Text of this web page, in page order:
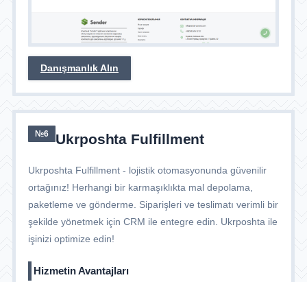
Danışmanlık Alın
№6 Ukrposhta Fulfillment
Ukrposhta Fulfillment - lojistik otomasyonunda güvenilir
ortağınız! Herhangi bir karmaşıklıkta mal depolama,
paketleme ve gönderme. Siparişleri ve teslimatı verimli bir
şekilde yönetmek için CRM ile entegre edin. Ukrposhta ile
işinizi optimize edin!
Hizmetin Avantajları